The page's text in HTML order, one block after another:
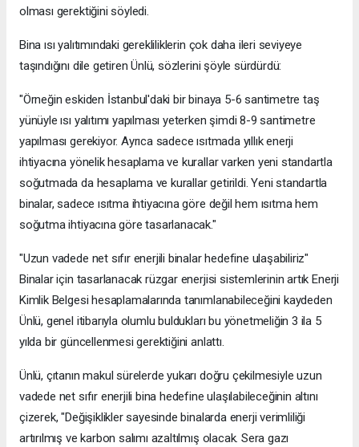
olması gerektiğini söyledi.
Bina ısı yalıtımındaki gerekliliklerin çok daha ileri seviyeye
taşındığını dile getiren Ünlü, sözlerini şöyle sürdürdü:
"Örneğin eskiden İstanbul'daki bir binaya 5-6 santimetre taş
yünüyle ısı yalıtımı yapılması yeterken şimdi 8-9 santimetre
yapılması gerekiyor. Ayrıca sadece ısıtmada yıllık enerji
ihtiyacına yönelik hesaplama ve kurallar varken yeni standartla
soğutmada da hesaplama ve kurallar getirildi. Yeni standartla
binalar, sadece ısıtma ihtiyacına göre değil hem ısıtma hem
soğutma ihtiyacına göre tasarlanacak."
"Uzun vadede net sıfır enerjili binalar hedefine ulaşabiliriz"
Binalar için tasarlanacak rüzgar enerjisi sistemlerinin artık Enerji
Kimlik Belgesi hesaplamalarında tanımlanabileceğini kaydeden
Ünlü, genel itibarıyla olumlu buldukları bu yönetmeliğin 3 ila 5
yılda bir güncellenmesi gerektiğini anlattı.
Ünlü, çıtanın makul sürelerde yukarı doğru çekilmesiyle uzun
vadede net sıfır enerjili bina hedefine ulaşılabileceğinin altını
çizerek, "Değişiklikler sayesinde binalarda enerji verimliliği
artırılmış ve karbon salımı azaltılmış olacak. Sera gazı